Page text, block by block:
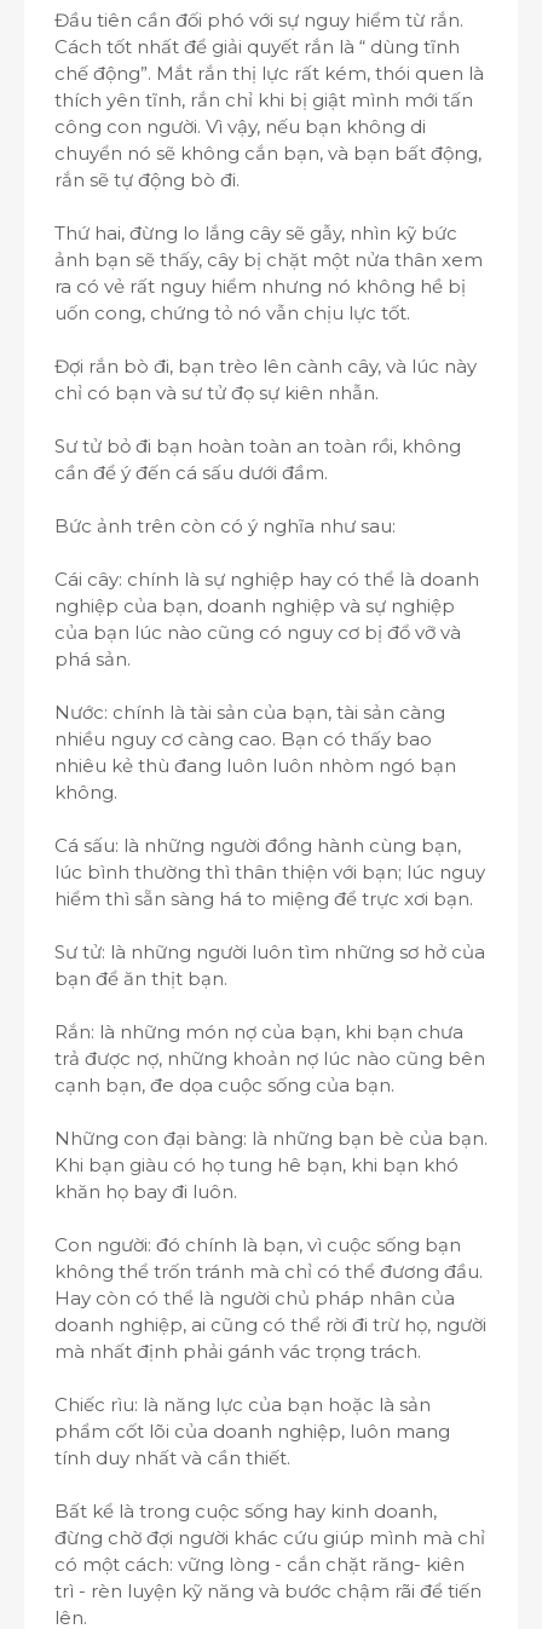
Đầu tiên cần đối phó với sự nguy hiểm từ rắn.
Cách tốt nhất để giải quyết rắn là “ dùng tĩnh
chế động”. Mắt rắn thị lực rất kém, thói quen là
thích yên tĩnh, rắn chỉ khi bị giật mình mới tấn
công con người. Vì vậy, nếu bạn không di
chuyển nó sẽ không cắn bạn, và bạn bất động,
rắn sẽ tự động bò đi.
Thứ hai, đừng lo lắng cây sẽ gẫy, nhìn kỹ bức
ảnh bạn sẽ thấy, cây bị chặt một nửa thân xem
ra có vẻ rất nguy hiểm nhưng nó không hề bị
uốn cong, chứng tỏ nó vẫn chịu lực tốt.
Đợi rắn bò đi, bạn trèo lên cành cây, và lúc này
chỉ có bạn và sư tử đọ sự kiên nhẫn.
Sư tử bỏ đi bạn hoàn toàn an toàn rồi, không
cần để ý đến cá sấu dưới đầm.
Bức ảnh trên còn có ý nghĩa như sau:
Cái cây: chính là sự nghiệp hay có thể là doanh
nghiệp của bạn, doanh nghiệp và sự nghiệp
của bạn lúc nào cũng có nguy cơ bị đổ vỡ và
phá sản.
Nước: chính là tài sản của bạn, tài sản càng
nhiều nguy cơ càng cao. Bạn có thấy bao
nhiêu kẻ thù đang luôn luôn nhòm ngó bạn
không.
Cá sấu: là những người đồng hành cùng bạn,
lúc bình thường thì thân thiện với bạn; lúc nguy
hiểm thì sẵn sàng há to miệng để trực xơi bạn.
Sư tử: là những người luôn tìm những sơ hở của
bạn để ăn thịt bạn.
Rắn: là những món nợ của bạn, khi bạn chưa
trả được nợ, những khoản nợ lúc nào cũng bên
cạnh bạn, đe dọa cuộc sống của bạn.
Những con đại bàng: là những bạn bè của bạn.
Khi bạn giàu có họ tung hê bạn, khi bạn khó
khăn họ bay đi luôn.
Con người: đó chính là bạn, vì cuộc sống bạn
không thể trốn tránh mà chỉ có thể đương đầu.
Hay còn có thể là người chủ pháp nhân của
doanh nghiệp, ai cũng có thể rời đi trừ họ, người
mà nhất định phải gánh vác trọng trách.
Chiếc rìu: là năng lực của bạn hoặc là sản
phẩm cốt lõi của doanh nghiệp, luôn mang
tính duy nhất và cần thiết.
Bất kể là trong cuộc sống hay kinh doanh,
đừng chờ đợi người khác cứu giúp mình mà chỉ
có một cách: vững lòng - cắn chặt răng- kiên
trì - rèn luyện kỹ năng và bước chậm rãi để tiến
lên.